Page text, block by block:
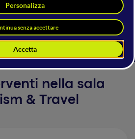
possano utilizzare l'audio per
di una location e attrarre nuovi
nella sala
& Travel